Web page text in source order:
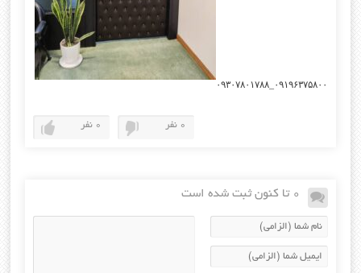
۰۹۱۹۶۳۷۵۸۰۰_۰۹۳۰۷۸۰۱۷۸۸
0 نفر 0 نفر
0 تا کنون ثبت شده است